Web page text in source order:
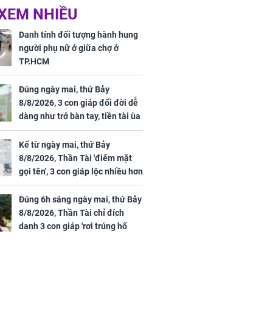
Thúy:
theo "lô",
biệt thự
"nốt nhạc"
Triệu Lệ Dĩnh liên tiếp
được Kim Ưng ưu ái,
đãi ngộ đặc biệt gây
chú ý
tượng
ở
NHIỀU
Danh tính đối tượng hành hung
người phụ nữ ở giữa chợ ở
TP.HCM
Đúng ngày mai, thứ Bảy
8/8/2026, 3 con giáp đổi đời dễ
dàng như trở bàn tay, tiền tài ùa
tới, ngồi không lộc cũng đến,
phú quý theo tới già
Kể từ ngày mai, thứ Bảy
8/8/2026, Thần Tài 'điểm mặt
gọi tên', 3 con giáp lộc nhiều hơn
sông, tài vận sáng như trăng
Rằm, chính thức hết khổ
Đúng 6h sáng ngày mai, thứ Bảy
8/8/2026, Thần Tài chỉ đích
danh 3 con giáp 'rơi trúng hố